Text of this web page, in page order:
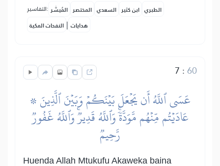
التفاسير: المُيسَّر المختصر السعدي ابن كثير الطبري
النفحات المكية | هدايات
7 :60
۞ عَسَى ٱللَّهُ أَن يَجۡعَلَ بَيۡنَكُمۡ وَبَيۡنَ ٱلَّذِينَ
عَادَيۡتُم مِّنۡهُم مَّوَدَّةٗۚ وَٱللَّهُ قَدِيرٞۚ وَٱللَّهُ غَفُورٞ
رَّحِيمٞ
Huenda Allah Mtukufu Akaweka baina